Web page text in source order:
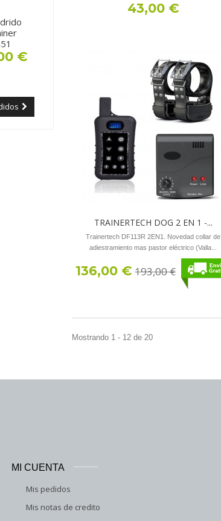
€
43,00 €
TRAINERTECH DOG 2 EN 1 -...
Trainertech DF113R 2EN1. Novedad collar de
adiestramiento mas pastor eléctrico (Valla...
136,00 € 193,00 €
Mostrando 1 - 12 de 20
MI CUENTA
Mis pedidos
Mis notas de credito